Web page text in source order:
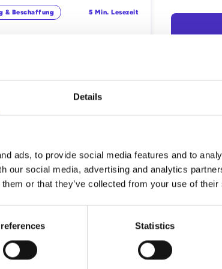
Details
ads, to provide social media features and to
our social media, advertising and analytics
or that they’ve collected from your use of
Statistics
& Beschaffung 5 Min. Lesezeit
& Beschaffung
nur Online-Auktionen: Die
2 Min. Lesezeit